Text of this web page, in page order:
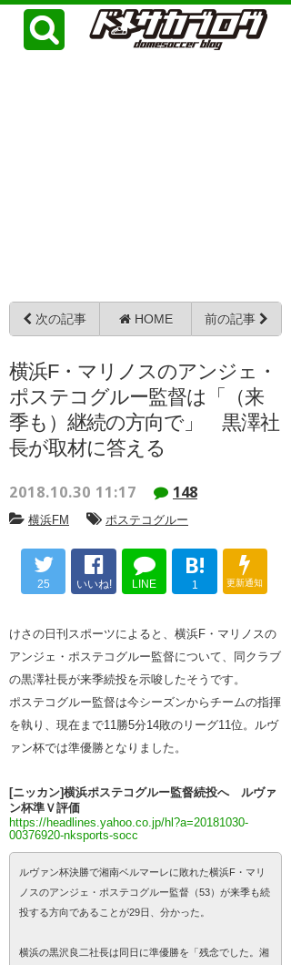
次の記事 HOME 前の記事
横浜F・マリノスのアンジェ・
ポステコグルー監督は「（来
季も）継続の方向で」 黒澤社
長が取材に答える
2018.10.30 11:17 148
横浜FM ポステコグルー
25 いいね! LINE
B!
1 更新通知
けさの日刊スポーツによると、横浜F・マリノスの
アンジェ・ポステコグルー監督について、同クラブ
の黒澤社長が来季続投を示唆したそうです。
ポステコグルー監督は今シーズンからチームの指揮
を執り、現在まで11勝5分14敗のリーグ11位。ルヴ
ァン杯では準優勝となりました。
[ニッカン]横浜ポステコグルー監督続投へ ルヴァ
ン杯準Ｖ評価
https://headlines.yahoo.co.jp/hl?a=20181030-
00376920-nksports-socc
ルヴァン杯決勝で湘南ベルマーレに敗れた横浜F・マリ
ノスのアンジェ・ポステコグルー監督（53）が来季も続
投する方向であることが29日、分かった。
横浜の黒沢良二社長は同日に準優勝を「残念でした。湘